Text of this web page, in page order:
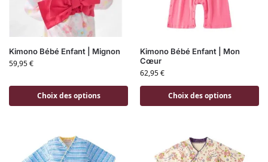
Kimono Bébé Enfant | Mignon
59,95€
Choix des options
Kimono Bébé Enfant | Mon
Cœur
62,95€
Choix des options